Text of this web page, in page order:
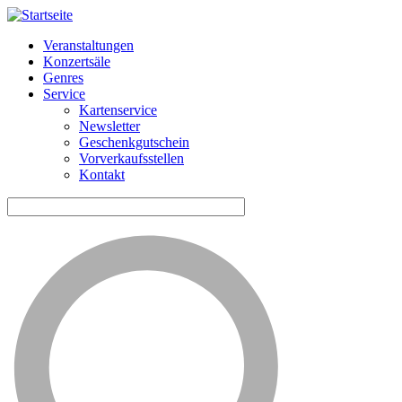
Horizontale
Navigation
Veranstaltungen
Konzertsäle
Genres
Service
Kartenservice
Newsletter
Geschenkgutschein
Vorverkaufsstellen
Kontakt